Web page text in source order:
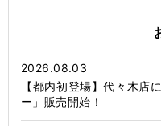
2026.08.03
【都内初登場】代々木店
ー」販売開始！